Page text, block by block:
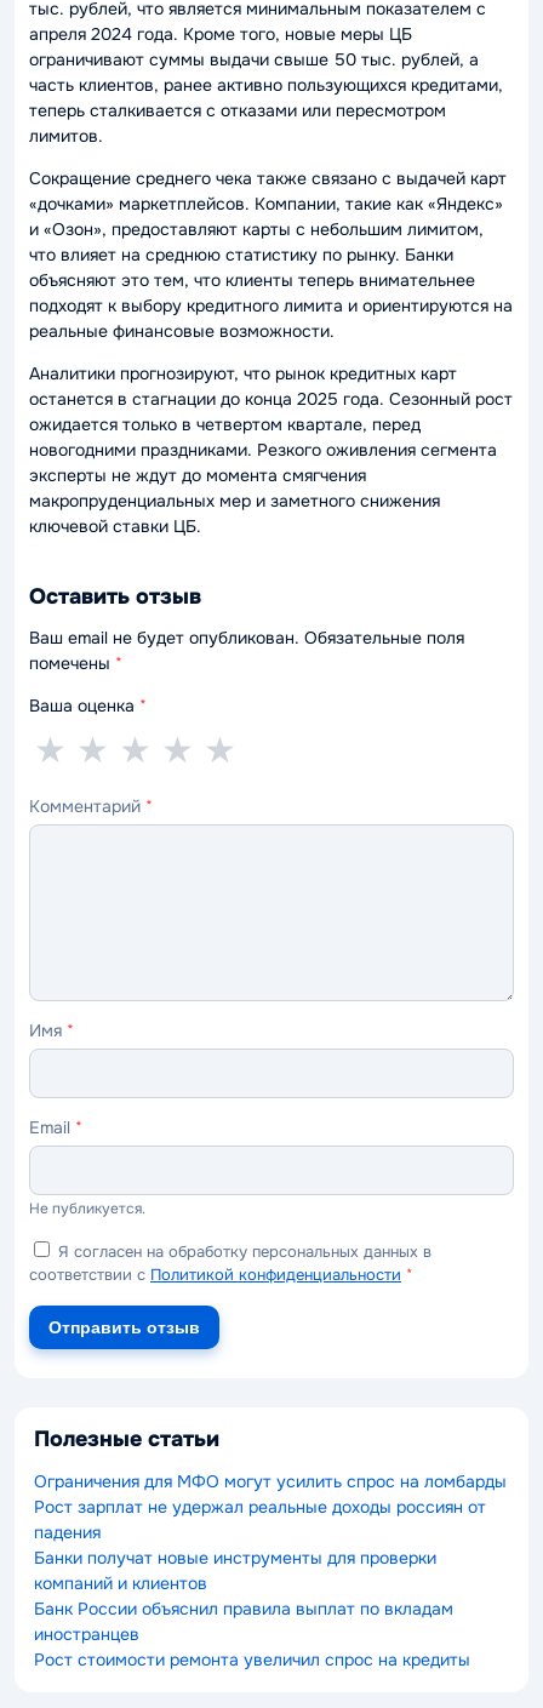
тыс. рублей, что является минимальным показателем с
апреля 2024 года. Кроме того, новые меры ЦБ
ограничивают суммы выдачи свыше 50 тыс. рублей, а
часть клиентов, ранее активно пользующихся кредитами,
теперь сталкивается с отказами или пересмотром
лимитов.
Сокращение среднего чека также связано с выдачей карт
«дочками» маркетплейсов. Компании, такие как «Яндекс»
и «Озон», предоставляют карты с небольшим лимитом,
что влияет на среднюю статистику по рынку. Банки
объясняют это тем, что клиенты теперь внимательнее
подходят к выбору кредитного лимита и ориентируются на
реальные финансовые возможности.
Аналитики прогнозируют, что рынок кредитных карт
останется в стагнации до конца 2025 года. Сезонный рост
ожидается только в четвертом квартале, перед
новогодними праздниками. Резкого оживления сегмента
эксперты не ждут до момента смягчения
макропруденциальных мер и заметного снижения
ключевой ставки ЦБ.
Оставить отзыв
Ваш email не будет опубликован. Обязательные поля
помечены *
Ваша оценка *
5
—
★
4
—
★
3
—
★
2
—
★
1
—
★
Комментарий *
Имя *
Email *
Не публикуется.
Я согласен на обработку персональных данных в
соответствии с Политикой конфиденциальности *
Отправить отзыв
Полезные статьи
Ограничения для МФО могут усилить спрос на ломбарды
Рост зарплат не удержал реальные доходы россиян от
падения
Банки получат новые инструменты для проверки
компаний и клиентов
Банк России объяснил правила выплат по вкладам
иностранцев
Рост стоимости ремонта увеличил спрос на кредиты